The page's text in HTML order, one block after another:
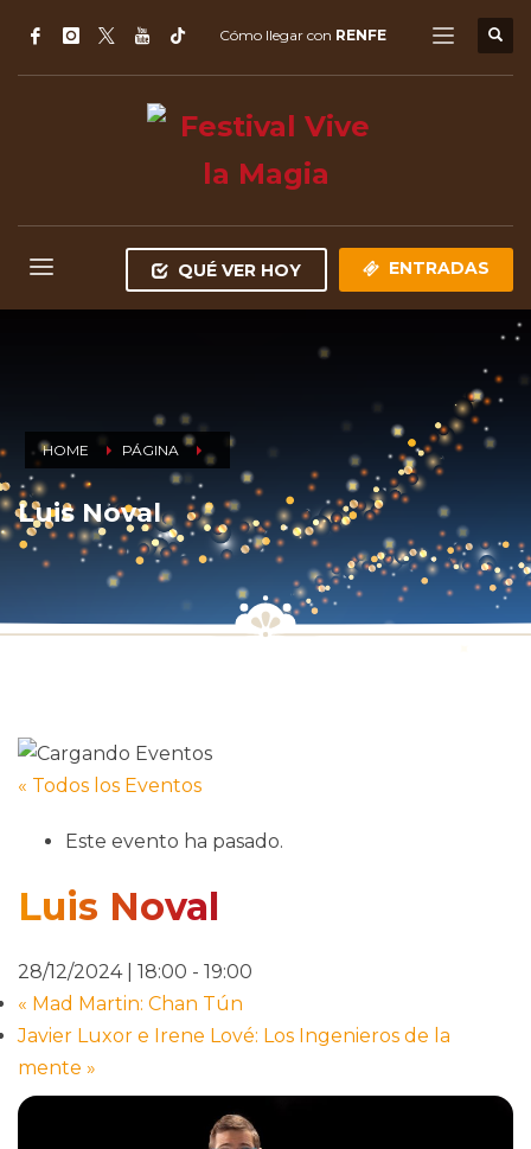
Cómo llegar con RENFE
QUÉ VER HOY ENTRADAS
HOME PÁGINA
Luis Noval
« Todos los Eventos
Este evento ha pasado.
Luis Noval
28/12/2024 | 18:00 - 19:00
« Mad Martin: Chan Tún
Javier Luxor e Irene Lové: Los Ingenieros de la
mente »